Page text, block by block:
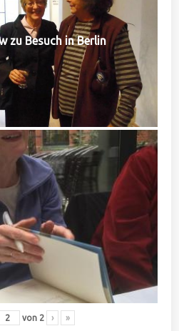
zu Besuch in Berlin
von 2 › »